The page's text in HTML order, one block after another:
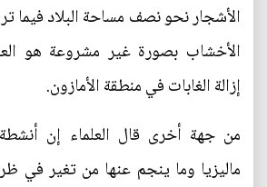
الأشجار نحو نصف مساحة البلاد فيما
الأخشاب بصورة غير مشروعة هو
إزالة الغابات في منطقة الأمازون.
من جهة أخرى قال العلماء إن أنشطة
ماليزيا وما ينجم عنها من تغير في